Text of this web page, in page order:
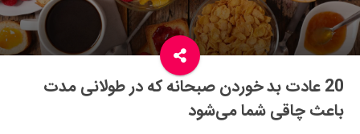
رستوران گردی
آشپزی
سفر و گردشگری
ایران گردی
جهان گردی
20 عادت بد خوردن صبحانه که در طولانی مدت
باعث چاقی شما می‌شود